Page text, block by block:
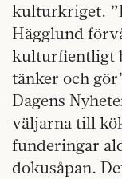
kulturkriget.
Hägglund
kulturfientligt
tänker och
Dagens
väljarna till
funderingar
dokusåpan.